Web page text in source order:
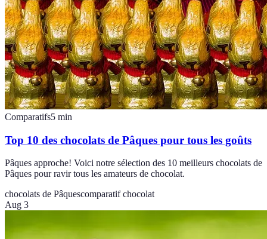
Comparatifs5 min
Top 10 des chocolats de Pâques pour tous les goûts
Pâques approche! Voici notre sélection des 10 meilleurs chocolats de
Pâques pour ravir tous les amateurs de chocolat.
chocolats de Pâquescomparatif chocolat
Aug 3